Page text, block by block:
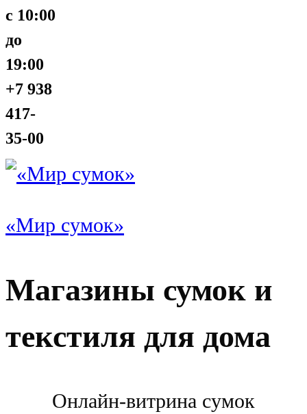
с 10:00
до
19:00
+7 938
417-
35-00
«Мир сумок»
Магазины сумок и
текстиля для дома
Онлайн-витрина сумок